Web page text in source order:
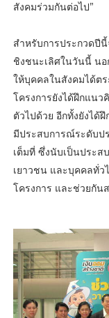
สังคมร่วมกันต่อไป”
สำหรับการประกวดปี
ชิงชนะเลิศในวันนี้ น
ให้บุคคลในสังคมได้ต
โครงการยังได้ฝึกแน
ตัวไปด้วย อีกทั้งยังได้
มีประสบการณ์ระดับป
เต็มที่ ซึ่งนับเป็นประ
เยาวชน และบุคคลทั่ว
โครงการ และช่วยกัน